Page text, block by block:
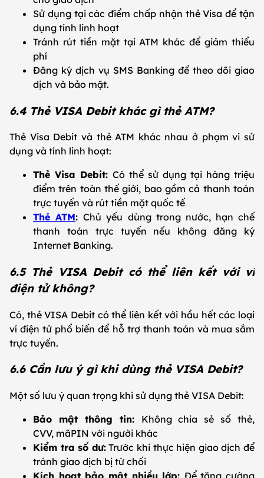
Sử dụng tại các điểm chấp nhận thẻ Visa để tận
dụng tính linh hoạt
Tránh rút tiền mặt tại ATM khác để giảm thiểu
phí
Đăng ký dịch vụ SMS Banking để theo dõi giao
dịch và bảo mật.
6.4 Thẻ VISA Debit khác gì thẻ ATM?
Thẻ Visa Debit và thẻ ATM khác nhau ở phạm vi sử
dụng và tính linh hoạt:
Thẻ Visa Debit: Có thể sử dụng tại hàng triệu
điểm trên toàn thế giới, bao gồm cả thanh toán
trực tuyến và rút tiền mặt quốc tế
Thẻ ATM:Chủ yếu dùng trong nước, hạn chế
thanh toán trực tuyến nếu không đăng ký
Internet Banking.
6.5 Thẻ VISA Debit có thể liên kết với ví
điện tử không?
Có, thẻ VISA Debit có thể liên kết với hầu hết các loại
ví điện tử phổ biến để hỗ trợ thanh toán và mua sắm
trực tuyến.
6.6 Cần lưu ý gì khi dùng thẻ VISA Debit?
Một số lưu ý quan trọng khi sử dụng thẻ VISA Debit:
Bảo mật thông tin: Không chia sẻ số thẻ,
CVV, mãPIN với người khác
Kiểm tra số dư:Trước khi thực hiện giao dịch để
tránh giao dịch bị từ chối